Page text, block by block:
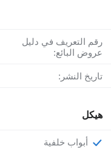
رقم التعريف في دليل
عروض البائع:
تاريخ النشر:
هيكل
أبواب خلفية